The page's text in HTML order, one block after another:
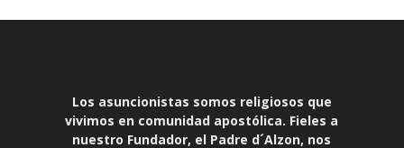
Los asuncionistas somos religiosos que
vivimos en comunidad apostólica. Fieles a
nuestro Fundador, el Padre d´Alzon, nos